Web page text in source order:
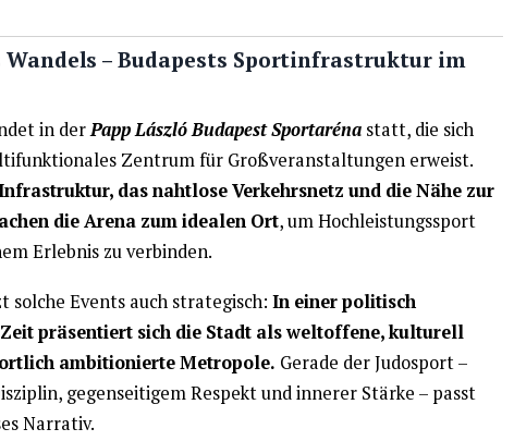
Wandels – Budapests Sportinfrastruktur im
in derPapp László Budapest Sportarénastatt, die sich
Zentrum für Großveranstaltungen erweist.
das nahtlose Verkehrsnetz und die Nähe zur
die Arena zum idealen Ort, um Hochleistungssport
Erlebnis zu verbinden.
solche Events auch strategisch: In einer politisch
präsentiert sich die Stadt als weltoffene, kulturell
ambitionierte Metropole. Gerade der Judosport –
gegenseitigem Respekt und innerer Stärke – passt
Narrativ.